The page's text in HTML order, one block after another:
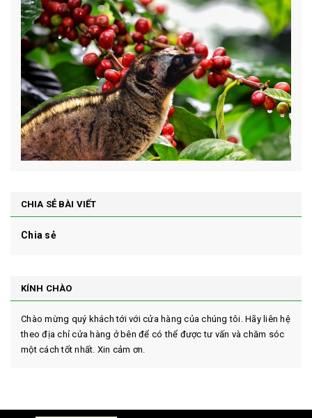
CHIA SẺ BÀI VIẾT
Chia sẻ
KÍNH CHÀO
Chào mừng quý khách tới với cửa hàng của chúng tôi. Hãy liên hệ
theo địa chỉ cửa hàng ở bên để có thể được tư vấn và chăm sóc
một cách tốt nhất. Xin cảm ơn.